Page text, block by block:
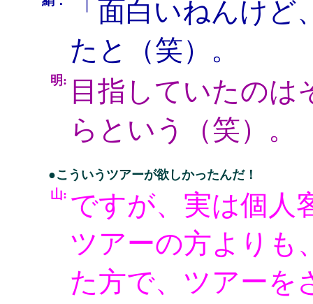
「面白いねんけ
たと（笑）。
明:
目指していたのは
らという（笑）。
●こういうツアーが欲しかったんだ！
山: ですが、実は個人
ツアーの方よりも
た方で、ツアーを